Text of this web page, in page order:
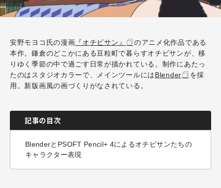
安野モヨコ氏の漫画 『オチビサン』
のアニメ化作品である
本作。鎌倉のどこかにある豆粒町で暮らすオチビサンが、移
りゆく季節の中で過ごす日常が描かれている。制作にあたっ
たのはスタジオカラーで、メインツールにはBlender
を採
用。新版画風の画づくりがなされている。
記事の目次
BlenderとPSOFT Pencil+ 4によるオチビサンたちの
キャラクター表現